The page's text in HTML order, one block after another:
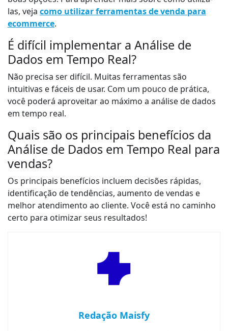
las, veja como utilizar ferramentas de venda para
ecommerce.
É difícil implementar a Análise de
Dados em Tempo Real?
Não precisa ser difícil. Muitas ferramentas são
intuitivas e fáceis de usar. Com um pouco de prática,
você poderá aproveitar ao máximo a análise de dados
em tempo real.
Quais são os principais benefícios da
Análise de Dados em Tempo Real para
vendas?
Os principais benefícios incluem decisões rápidas,
identificação de tendências, aumento de vendas e
melhor atendimento ao cliente. Você está no caminho
certo para otimizar seus resultados!
Redação Maisfy